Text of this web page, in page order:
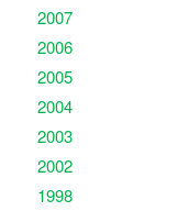
2007
2006
2005
2004
2003
2002
1998